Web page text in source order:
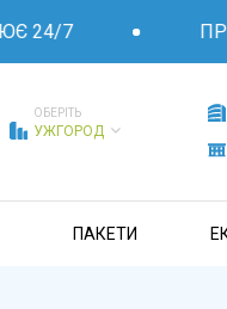
ПРИ
ОБЕРІТЬ
УЖГОРОД
ПАКЕТИ